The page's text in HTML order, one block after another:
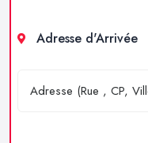
Adresse d'Arrivée